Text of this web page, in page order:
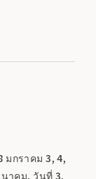
มกราคม 3, 4,
าคม, วันที่ 3,